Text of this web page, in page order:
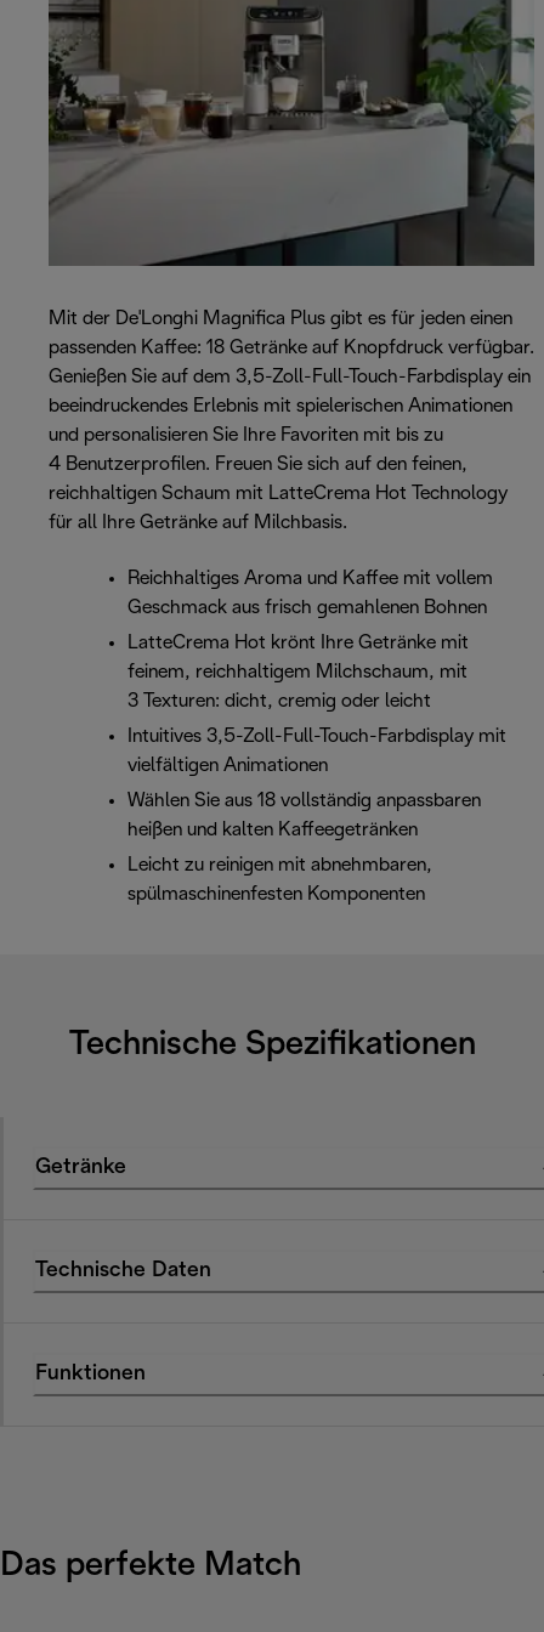
Mit der De'Longhi Magnifica Plus gibt es für jeden einen
passenden Kaffee: 18 Getränke auf Knopfdruck verfügbar.
Genießen Sie auf dem 3,5-Zoll-Full-Touch-Farbdisplay ein
beeindruckendes Erlebnis mit spielerischen Animationen
und personalisieren Sie Ihre Favoriten mit bis zu
4 Benutzerprofilen. Freuen Sie sich auf den feinen,
reichhaltigen Schaum mit LatteCrema Hot Technology
für all Ihre Getränke auf Milchbasis.
Reichhaltiges Aroma und Kaffee mit vollem
Geschmack aus frisch gemahlenen Bohnen
LatteCrema Hot krönt Ihre Getränke mit
feinem, reichhaltigem Milchschaum, mit
3 Texturen: dicht, cremig oder leicht
Intuitives 3,5-Zoll-Full-Touch-Farbdisplay mit
vielfältigen Animationen
Wählen Sie aus 18 vollständig anpassbaren
heißen und kalten Kaffeegetränken
Leicht zu reinigen mit abnehmbaren,
spülmaschinenfesten Komponenten
Technische Spezifikationen
Getränke
Technische Daten
Funktionen
Das perfekte Match